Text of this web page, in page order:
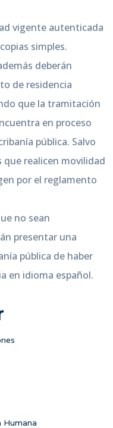
vigente autenticada
simples.
deberán
de residencia
que la tramitación
en proceso
pública. Salvo
realicen movilidad
por el reglamento
no sean
presentar una
pública de haber
en idioma español.
Humana